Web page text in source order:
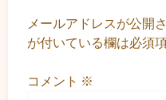
メールアドレスが公開
が付いている欄は必須
コメント ※